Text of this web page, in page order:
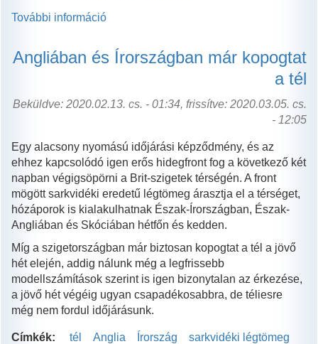
További információ
igazi
tél!
Angliában és Írországban már kopogtat
a tél
Beküldve: 2020.02.13. cs. - 01:34, frissítve: 2020.03.05. cs.
- 12:05
Egy alacsony nyomású időjárási képződmény, és az
ehhez kapcsolódó igen erős hidegfront fog a következő két
napban végigsöpörni a Brit-szigetek térségén. A front
mögött sarkvidéki eredetű légtömeg árasztja el a térséget,
hózáporok is kialakulhatnak Észak-Írországban, Észak-
Angliában és Skóciában hétfőn és kedden.
Míg a szigetországban már biztosan kopogtat a tél a jövő
hét elején, addig nálunk még a legfrissebb
modellszámítások szerint is igen bizonytalan az érkezése,
a jövő hét végéig ugyan csapadékosabbra, de téliesre
még nem fordul időjárásunk.
Címkék: tél Anglia Írország sarkvidéki légtömeg